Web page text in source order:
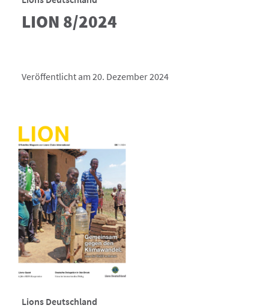
LION 8/2024
Veröffentlicht am 20. Dezember 2024
Lions Deutschland